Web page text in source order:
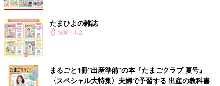
たまひよの雑誌
妊娠・出産
まるごと1冊“出産準備”の本『たまごクラブ 夏号』
〈スペシャル大特集〉夫婦で予習する 出産の教科書